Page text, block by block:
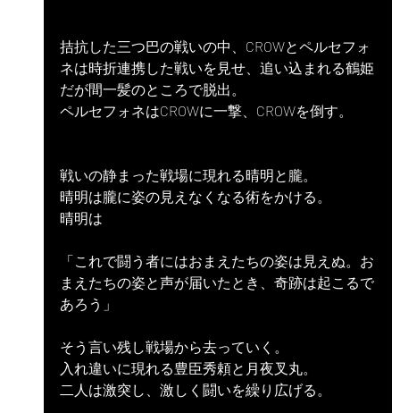
拮抗した三つ巴の戦いの中、CROWとペルセフォ
ネは時折連携した戦いを見せ、追い込まれる鶴姫
だが間一髪のところで脱出。
ペルセフォネはCROWに一撃、CROWを倒す。
戦いの静まった戦場に現れる晴明と朧。
晴明は朧に姿の見えなくなる術をかける。
晴明は
「これで闘う者にはおまえたちの姿は見えぬ。お
まえたちの姿と声が届いたとき、奇跡は起こるで
あろう」
そう言い残し戦場から去っていく。
入れ違いに現れる豊臣秀頼と月夜叉丸。
二人は激突し、激しく闘いを繰り広げる。